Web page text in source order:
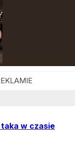
w czasie